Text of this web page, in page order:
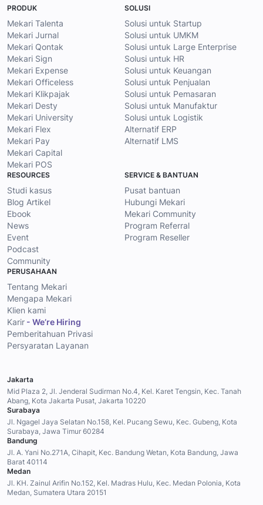
PRODUK
Mekari Talenta
Mekari Jurnal
Mekari Qontak
Mekari Sign
Mekari Expense
Mekari Officeless
Mekari Klikpajak
Mekari Desty
Mekari University
Mekari Flex
Mekari Pay
Mekari Capital
Mekari POS
SOLUSI
Solusi untuk Startup
Solusi untuk UMKM
Solusi untuk Large Enterprise
Solusi untuk HR
Solusi untuk Keuangan
Solusi untuk Penjualan
Solusi untuk Pemasaran
Solusi untuk Manufaktur
Solusi untuk Logistik
Alternatif ERP
Alternatif LMS
RESOURCES
Studi kasus
Blog Artikel
Ebook
News
Event
Podcast
Community
SERVICE & BANTUAN
Pusat bantuan
Hubungi Mekari
Mekari Community
Program Referral
Program Reseller
PERUSAHAAN
Tentang Mekari
Mengapa Mekari
Klien kami
Karir - We’re Hiring
Pemberitahuan Privasi
Persyaratan Layanan
Jakarta
Mid Plaza 2, Jl. Jenderal Sudirman No.4, Kel. Karet Tengsin, Kec. Tanah
Abang, Kota Jakarta Pusat, Jakarta 10220
Surabaya
Jl. Ngagel Jaya Selatan No.158, Kel. Pucang Sewu, Kec. Gubeng, Kota
Surabaya, Jawa Timur 60284
Bandung
Jl. A. Yani No.271A, Cihapit, Kec. Bandung Wetan, Kota Bandung, Jawa
Barat 40114
Medan
Jl. KH. Zainul Arifin No.152, Kel. Madras Hulu, Kec. Medan Polonia, Kota
Medan, Sumatera Utara 20151